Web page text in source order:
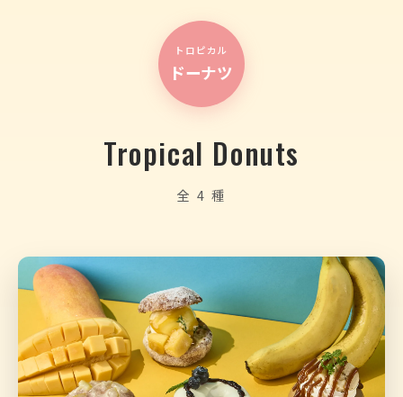
トロピカル
ドーナツ
Tropical Donuts
全 4 種